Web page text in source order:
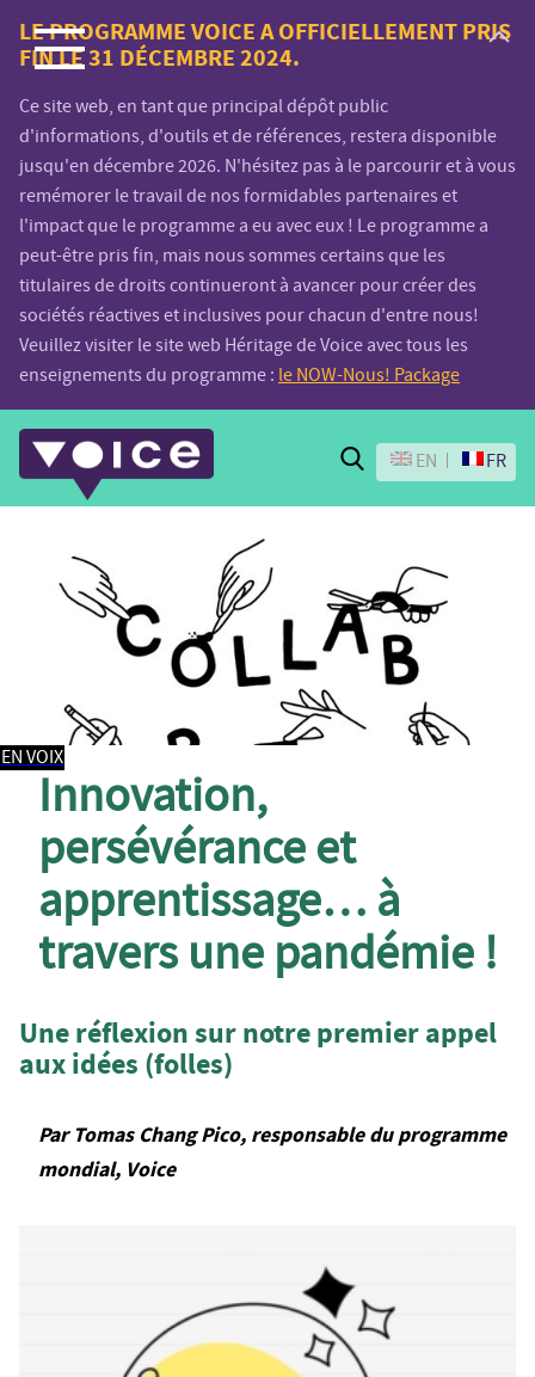
Voice.Global
website
LE PROGRAMME VOICE A OFFICIELLEMENT PRIS
FIN LE 31 DÉCEMBRE 2024.
Ce site web, en tant que principal dépôt public
d'informations, d'outils et de références, restera disponible
jusqu'en décembre 2026. N'hésitez pas à le parcourir et à vous
remémorer le travail de nos formidables partenaires et
l'impact que le programme a eu avec eux ! Le programme a
peut-être pris fin, mais nous sommes certains que les
titulaires de droits continueront à avancer pour créer des
sociétés réactives et inclusives pour chacun d'entre nous!
Veuillez visiter le site web Héritage de Voice avec tous les
enseignements du programme : le NOW-Nous! Package
Search
EN FR
EN VOIX
Innovation,
persévérance et
apprentissage… à
travers une pandémie !
Une réflexion sur notre premier appel
aux idées (folles)
Par Tomas Chang Pico, responsable du programme
mondial, Voice